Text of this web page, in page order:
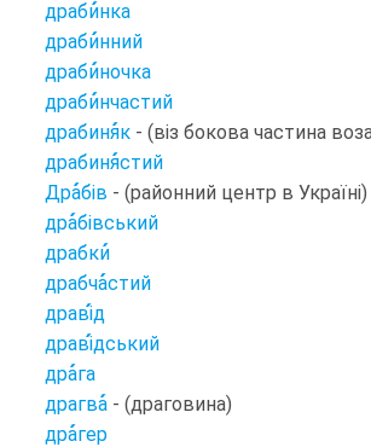
драбинка
драбинний
драбиночка
драбинчастий
драбиняк - (віз бокова частина
драбинястий
Драбів - (районний центр в Україні)
драбівський
драбки
драбчастий
дравід
дравідський
драга
драгва - (драговина)
драгер